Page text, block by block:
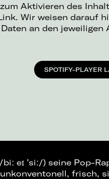
Aktivieren des
Wir weisen darauf
an den
SPOTIFY-PLAYER
eɪ ’siː/) seine Pop-
frisch,